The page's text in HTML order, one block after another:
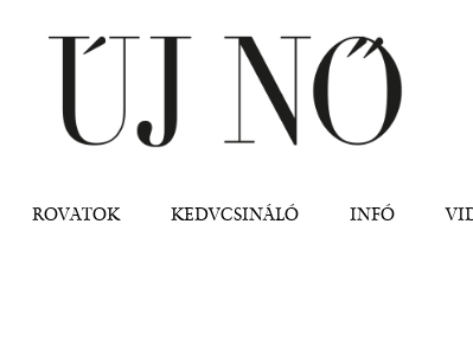
ROVATOK KEDVCSINÁLÓ INFÓ